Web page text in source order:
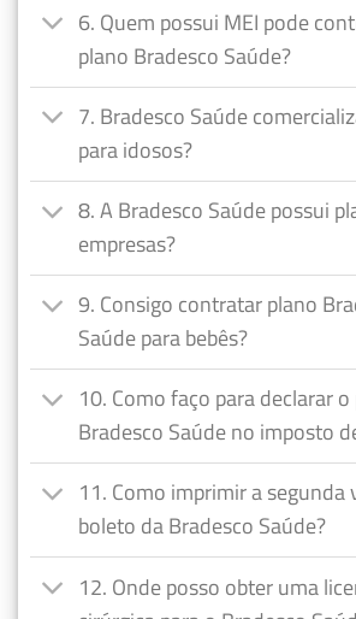
6. Quem possui MEI pode
plano Bradesco Saúde?
7. Bradesco Saúde
para idosos?
8. A Bradesco Saúde possui
empresas?
9. Consigo contratar plano
Saúde para bebês?
10. Como faço para declarar
Bradesco Saúde no imposto
11. Como imprimir a segunda
boleto da Bradesco Saúde?
12. Onde posso obter uma